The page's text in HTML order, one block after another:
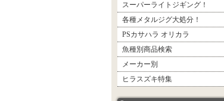
スーパーライトジギング！
各種メタルジグ大処分！
PSカサハラ オリカラ
魚種別商品検索
メーカー別
ヒラスズキ特集